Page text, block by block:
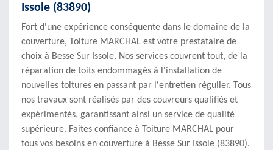
Issole (83890)
Fort d'une expérience conséquente dans le domaine de la
couverture, Toiture MARCHAL est votre prestataire de
choix à Besse Sur Issole. Nos services couvrent tout, de la
réparation de toits endommagés à l'installation de
nouvelles toitures en passant par l'entretien régulier. Tous
nos travaux sont réalisés par des couvreurs qualifiés et
expérimentés, garantissant ainsi un service de qualité
supérieure. Faites confiance à Toiture MARCHAL pour
tous vos besoins en couverture à Besse Sur Issole (83890).